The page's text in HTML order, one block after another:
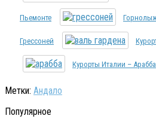
Пьемонте
Грессоней
Курорты Италии – Арабба
Метки: Андало
Популярное